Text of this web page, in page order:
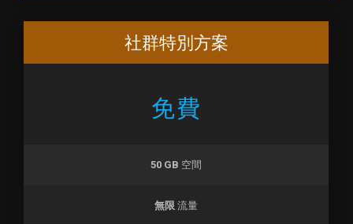
社群特別方案
免費
50 GB 空間
無限 流量